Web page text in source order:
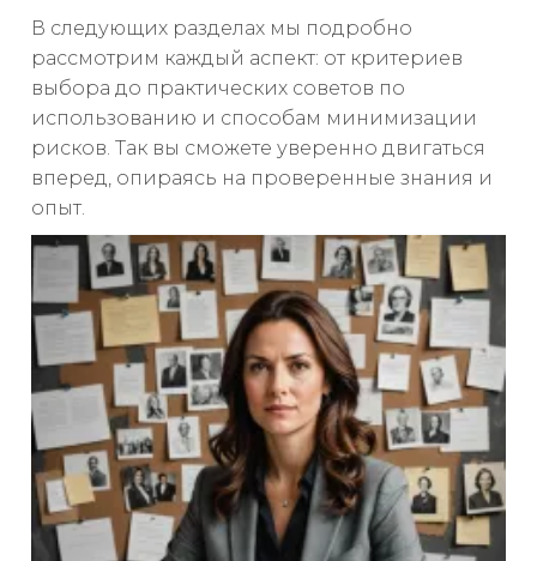
В следующих разделах мы подробно
рассмотрим каждый аспект: от критериев
выбора до практических советов по
использованию и способам минимизации
рисков. Так вы сможете уверенно двигаться
вперед, опираясь на проверенные знания и
опыт.